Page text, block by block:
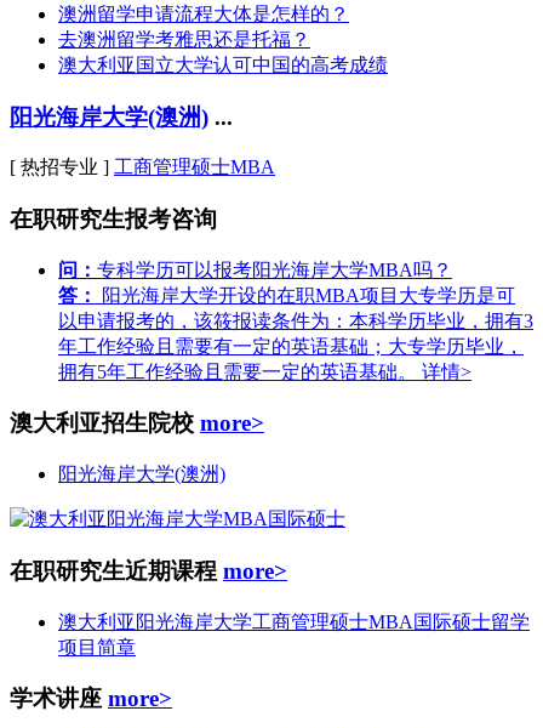
澳洲留学申请流程大体是怎样的？
去澳洲留学考雅思还是托福？
澳大利亚国立大学认可中国的高考成绩
阳光海岸大学(澳洲) ...
[ 热招专业 ] 工商管理硕士MBA
在职研究生报考咨询
问： 专科学历可以报考阳光海岸大学MBA吗？
答：
阳光海岸大学开设的在职MBA项目大专学历是可
以申请报考的，该筱报读条件为：本科学历毕业，拥有3
年工作经验且需要有一定的英语基础；大专学历毕业，
拥有5年工作经验且需要一定的英语基础。 详情>
澳大利亚招生院校 more>
阳光海岸大学(澳洲)
在职研究生近期课程 more>
澳大利亚阳光海岸大学工商管理硕士MBA国际硕士留学
项目简章
学术讲座 more>